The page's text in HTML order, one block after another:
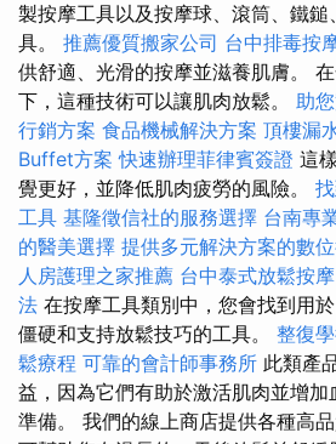
製按摩工具以及按摩球、滾筒、鐵
具。 推薦優質搬家公司 台中排毒按
供舒適、光滑的按摩並滋養肌膚。
下，這種技術可以讓肌肉放鬆。 助
行銷方案 食品機械解決方案 頂樓漏
Buffet方案 快速辦理菲律賓簽證 這
覺更好，並降低肌肉疲勞的風險。
工具 基隆徵信社的服務選擇 台南專
的醫美選擇 提供多元解決方案的數
人房護理之家推薦 台中泰式放鬆按
法 在按摩工具類別中，您會找到用
僵硬和支持放鬆技巧的工具。 整復
鬆療程 可靠的會計師事務所 此類產
益，因為它們有助於激活肌肉並增
準備。 我們的線上商店提供各種高